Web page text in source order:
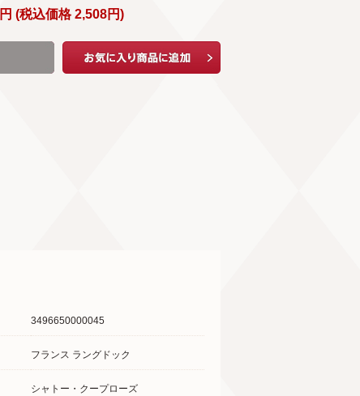
円 (税込価格2,508円)
3496650000045
フランス ラングドック
シャトー・クープローズ